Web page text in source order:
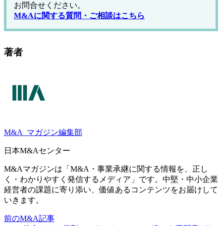
お問合せください。
M&Aに関する質問・ご相談はこちら
著者
M&A マガジン編集部
日本M&Aセンター
M&Aマガジンは「M&A・事業承継に関する情報を、正し
く・わかりやすく発信するメディア」です。中堅・中小企業
経営者の課題に寄り添い、価値あるコンテンツをお届けして
いきます。
前のM&A記事